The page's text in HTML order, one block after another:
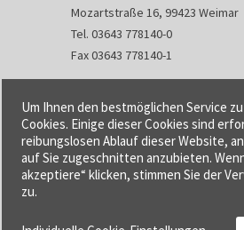
Mozartstraße 16, 99423 Weimar
Tel. 03643 778140-0
Fax 03643 778140-1
info@fdata.de
Kontakt
Impressum
Datenschutzerklärung
Urheberrecht und Haftung
Um Ihnen den bestmöglichen Service
Cookies. Einige dieser Cookies sind
reibungslosen Ablauf dieser Website,
auf Sie zugeschnitten anzubieten.
akzeptiere“ klicken, stimmen Sie der
zu.